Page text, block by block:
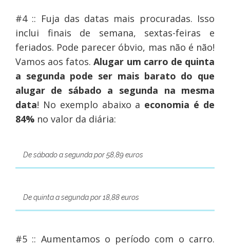
#4 :: Fuja das datas mais procuradas. Isso
inclui finais de semana, sextas-feiras e
feriados. Pode parecer óbvio, mas não é não!
Vamos aos fatos.Alugar um carro de quinta
a segunda pode ser mais barato do que
alugar de sábado a segunda na mesma
data! No exemplo abaixo a economia é de
84%no valor da diária:
De sábado a segunda por 58,89 euros
De quinta a segunda por 18,88 euros
#5 :: Aumentamos o período com o carro.